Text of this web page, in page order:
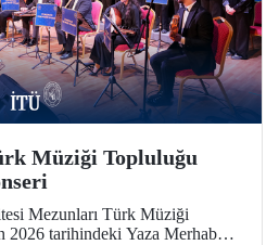
Müziği Topluluğu
Mezunları Türk Müziği
2026 tarihindeki Yaza Merhaba